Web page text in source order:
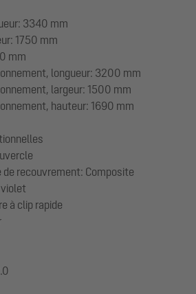
3340 mm
1750 mm
mm
longueur: 3200 mm
largeur: 1500 mm
hauteur: 1690 mm
recouvrement: Composite
à clip rapide